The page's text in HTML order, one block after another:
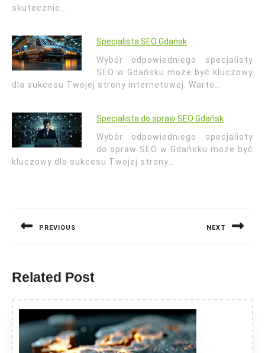
skutecznie…
Specjalista SEO Gdańsk
Wybór odpowiedniego specjalisty
SEO w Gdańsku może być kluczowy
dla sukcesu Twojej strony internetowej. Warto…
Specjalista do spraw SEO Gdańsk
Wybór odpowiedniego specjalisty
do spraw SEO w Gdańsku może być
kluczowy dla sukcesu Twojej strony…
PREVIOUS NEXT
Related Post